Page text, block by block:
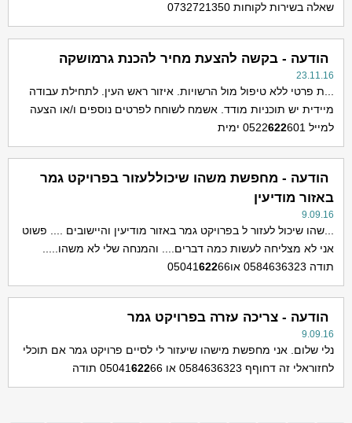
שאלה בשירות לקוחות 0732721350
הודעה - בקשה להצעת מחיר להכנת גרמושקה
23.11.16
...ת פרטי ללא טיפול מול הרשויות. איזור ראש העין. לתחילת עבודה
מיידית יש תוכניות מודד. אשמח לשוחח לפרטים נוספים ו/או הצעה
למייל 0522
622601 ימית
הודעה - מחפשת משהו שיכוללעזור בפרויקט גמר
באזור מודיעין
9.09.16
...שהו שיכול לעזור ל בפרויקט גמר באזור מודיעין והיישובים .... פשוט
אני לא מצליחה לעשות כמה דברים.... והמנחה שלי לא משהו.....
תודה 0584636323 או05041
62266
הודעה - צריכה עזרה בפרויקט גמר
9.09.16
נלי שלום. אני מחפשת מישהו שיעזור לי לסיים פרויקט גמר אם תוכלי
לחזוראלי זה דחוףף 0584636323 או 05041
62266 תודה